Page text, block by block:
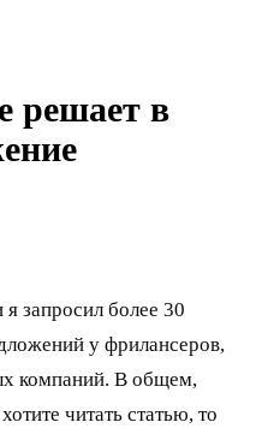
решает в
запросил более 30
у фрилансеров,
компаний. В общем,
читать статью, то